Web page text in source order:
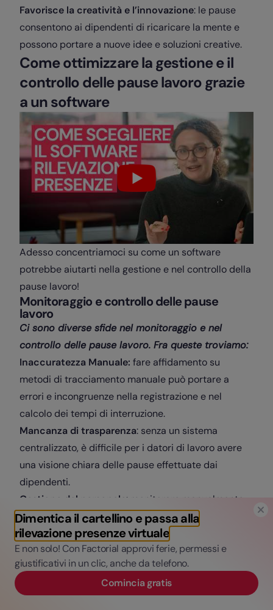
Dimentica il cartellino e passa alla
rilevazione presenze virtuale
E non solo! Con Factorial approvi ferie, permessi e
giustificativi in un clic, anche da telefono.
Comincia gratis
Favorisce la creatività e l’innovazione: le pause
consentono ai dipendenti di ricaricare la mente e
possono portare a nuove idee e soluzioni creative.
Come ottimizzare la gestione e il
controllo delle pause lavoro grazie
a un software
Adesso concentriamoci su come un software
potrebbe aiutarti nella gestione e nel controllo della
pause lavoro!
Monitoraggio e controllo delle pause
lavoro
Ci sono diverse sfide nel monitoraggio e nel
controllo delle pause lavoro. Fra queste troviamo:
Inaccuratezza Manuale: fare affidamento su
metodi di tracciamento manuale può portare a
errori e incongruenze nella registrazione e nel
calcolo dei tempi di interruzione.
Mancanza di trasparenza: senza un sistema
centralizzato, è difficile per i datori di lavoro avere
una visione chiara delle pause effettuate dai
dipendenti.
Gestione del personale : monitorare manualmente
le pause richiede tempo e risorse, specialmente se
ci sono molti dipendenti o turni di lavoro complessi.
Conformità legale: mantenere la conformità con le
normative sul lavoro può essere complicato senza
una soluzione automatizzata per monitorare e